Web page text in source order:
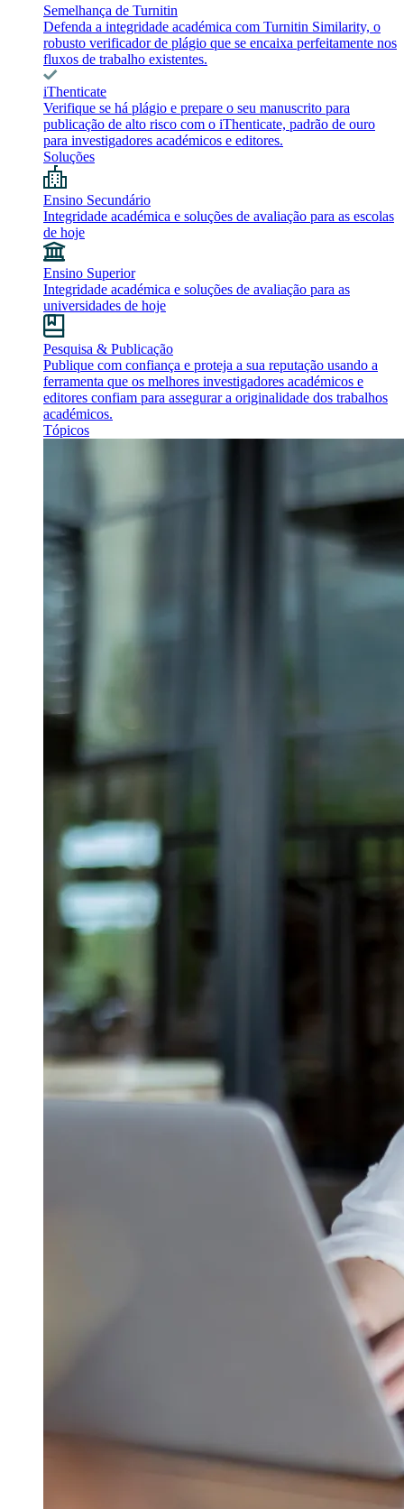
Semelhança de Turnitin
Defenda a integridade académica com Turnitin Similarity, o
robusto verificador de plágio que se encaixa perfeitamente nos
fluxos de trabalho existentes.
iThenticate
Verifique se há plágio e prepare o seu manuscrito para
publicação de alto risco com o iThenticate, padrão de ouro
para investigadores académicos e editores.
Soluções
Ensino Secundário
Integridade académica e soluções de avaliação para as escolas
de hoje
Ensino Superior
Integridade académica e soluções de avaliação para as
universidades de hoje
Pesquisa & Publicação
Publique com confiança e proteja a sua reputação usando a
ferramenta que os melhores investigadores académicos e
editores confiam para assegurar a originalidade dos trabalhos
académicos.
Tópicos